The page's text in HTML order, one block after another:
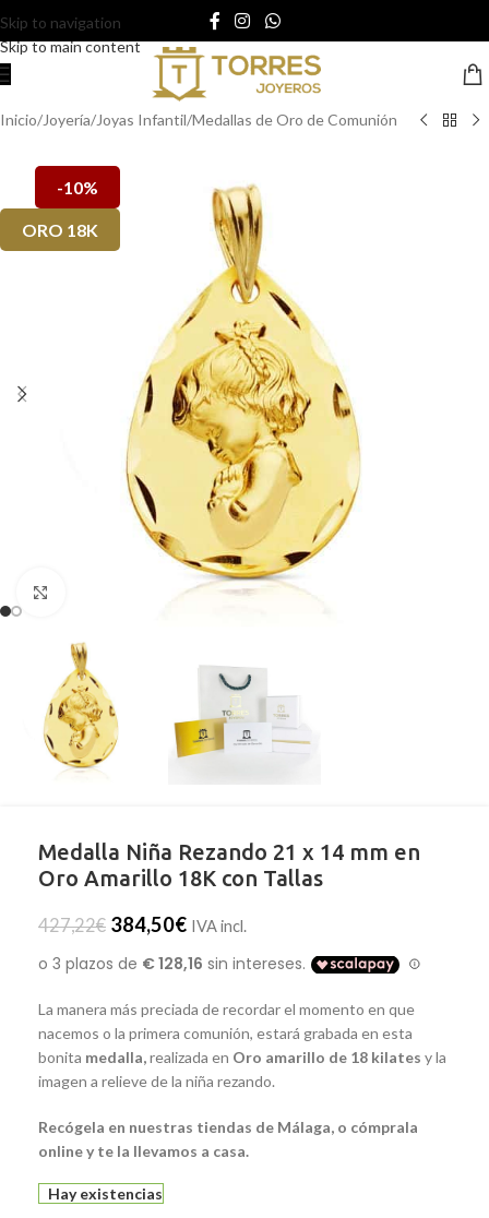
Skip to navigation
Skip to main content
Inicio/Joyería/Joyas Infantil/Medallas de Oro de Comunión
-10%
ORO 18K
Medalla Niña Rezando 21 x 14 mm en
Oro Amarillo 18K con Tallas
427,22€ 384,50€ IVA incl.
La manera más preciada de recordar el momento en que
nacemos o la primera comunión, estará grabada en esta
bonita medalla,realizada en Oro amarillo de 18 kilates y la
imagen a relieve de la niña rezando.
Recógela en nuestras tiendas de Málaga, o cómprala
online y te la llevamos a casa.
Hay existencias